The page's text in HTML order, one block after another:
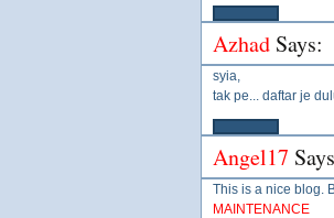
Azhad Says:
syia,
tak pe... daftar je
Angel17
This is a nice blog.
MAINTENANCE